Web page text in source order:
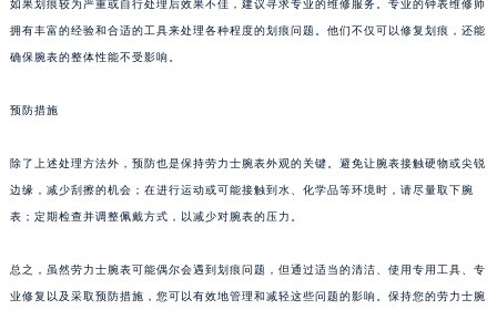
如果划痕较为严重或自行处理后效果不佳，建议寻求专业的维修服务。专业的钟表维修师
拥有丰富的经验和合适的工具来处理各种程度的划痕问题。他们不仅可以修复划痕，还能
确保腕表的整体性能不受影响。
预防措施
除了上述处理方法外，预防也是保持劳力士腕表外观的关键。避免让腕表接触硬物或尖锐
边缘，减少刮擦的机会；在进行运动或可能接触到水、化学品等环境时，请尽量取下腕
表；定期检查并调整佩戴方式，以减少对腕表的压力。
总之，虽然劳力士腕表可能偶尔会遇到划痕问题，但通过适当的清洁、使用专用工具、专
业修复以及采取预防措施，您可以有效地管理和减轻这些问题的影响。保持您的劳力士腕